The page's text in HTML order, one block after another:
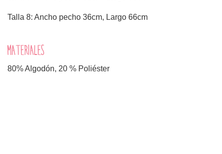
Talla 8: Ancho pecho 36cm, Largo 66cm
MATERIALES
80% Algodón, 20 % Poliéster